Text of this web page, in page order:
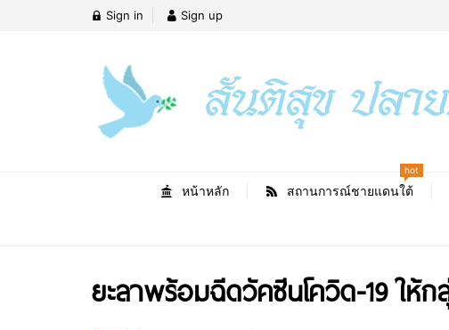
Sign in Sign up
หน้าหลัก สถานการณ์ชายแดนใต้
hot
ยะลาพร้อมฉีดวัคซีนโควิด-19 ให้